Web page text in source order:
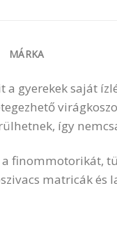
MÁRKA
gyerekek saját
így
finommotorikát,
matricák